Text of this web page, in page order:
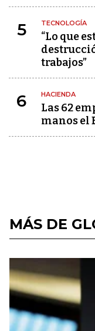
5 TECNOLOGÍA
“Lo que
trabajos”
6 HACIENDA
Las 62
manos el
MÁS DE